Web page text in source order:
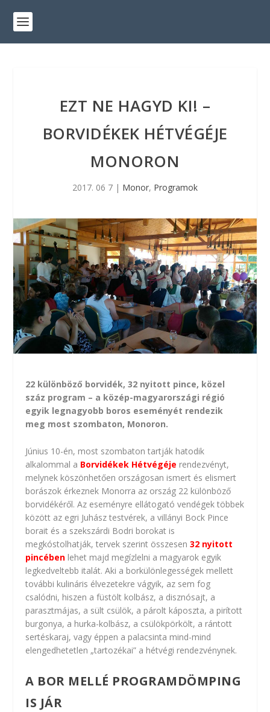
EZT NE HAGYD KI! –
BORVIDÉKEK HÉTVÉGÉJE
MONORON
2017. 06 7 | Monor, Programok
22 különböző borvidék, 32 nyitott pince, közel
száz program – a közép-magyarországi régió
egyik legnagyobb boros eseményét rendezik
meg most szombaton, Monoron.
Június 10-én, most szombaton tartják hatodik
alkalommal a Borvidékek Hétvégéje rendezvényt,
melynek köszönhetően országosan ismert és elismert
borászok érkeznek Monorra az ország 22 különböző
borvidékéről. Az eseményre ellátogató vendégek többek
között az egri Juhász testvérek, a villányi Bock Pince
borait és a szekszárdi Bodri borokat is
megkóstolhatják, tervek szerint összesen32 nyitott
pincében lehet majd megízlelni a magyarok egyik
legkedveltebb italát. Aki a borkülönlegességek mellett
további kulináris élvezetekre vágyik, az sem fog
csalódni, hiszen a füstölt kolbász, a disznósajt, a
parasztmájas, a sült csülök, a párolt káposzta, a pirított
burgonya, a hurka-kolbász, a csülökpörkölt, a rántott
sertéskaraj, vagy éppen a palacsinta mind-mind
elengedhetetlen „tartozékai” a hétvégi rendezvénynek.
A BOR MELLÉ PROGRAMDÖMPING
IS JÁR